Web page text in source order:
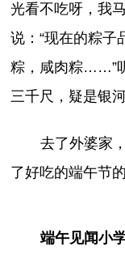
光看不吃呀，我
说：“现在的粽子
粽，咸肉粽……”
三千尺，疑是银
去了外婆家
了好吃的端午节
端午见闻小